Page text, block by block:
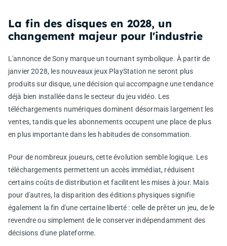
La fin des disques en 2028, un
changement majeur pour l'industrie
L'annonce de Sony marque un tournant symbolique. À partir de
janvier 2028, les nouveaux jeux PlayStation ne seront plus
produits sur disque, une décision qui accompagne une tendance
déjà bien installée dans le secteur du jeu vidéo. Les
téléchargements numériques dominent désormais largement les
ventes, tandis que les abonnements occupent une place de plus
en plus importante dans les habitudes de consommation.
Pour de nombreux joueurs, cette évolution semble logique. Les
téléchargements permettent un accès immédiat, réduisent
certains coûts de distribution et facilitent les mises à jour. Mais
pour d'autres, la disparition des éditions physiques signifie
également la fin d'une certaine liberté : celle de prêter un jeu, de le
revendre ou simplement de le conserver indépendamment des
décisions d'une plateforme.